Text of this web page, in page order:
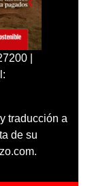
|
traducción a
de su